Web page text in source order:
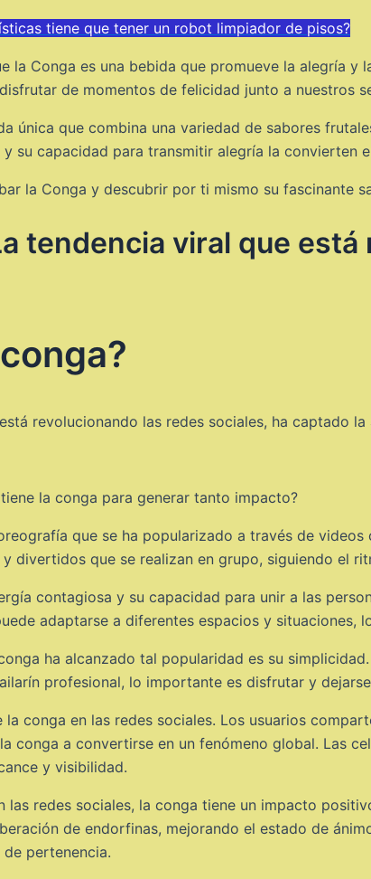
tiene que tener un robot limpiador de pisos?
la Conga es una bebida que promueve la alegría
de momentos de felicidad junto a nuestros
única que combina una variedad de sabores
su capacidad para transmitir alegría la convierten
la Conga y descubrir por ti mismo su fascinante
tendencia viral que
revolucionando las redes sociales, ha captado
la conga para generar tanto impacto?
que se ha popularizado a través de
divertidos que se realizan en grupo, siguiendo el
contagiosa y su capacidad para unir a las
adaptarse a diferentes espacios y situaciones,
ha alcanzado tal popularidad es su
profesional, lo importante es disfrutar y
conga en las redes sociales. Los usuarios
conga a convertirse en un fenómeno global. Las
y visibilidad.
las redes sociales, la conga tiene un impacto
de endorfinas, mejorando el estado de
pertenencia.